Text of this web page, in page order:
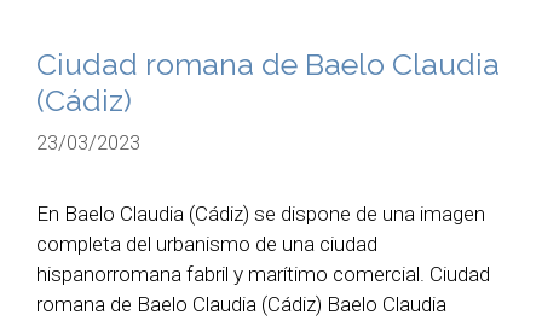
Ciudad romana de Baelo Claudia
(Cádiz)
23/03/2023
En Baelo Claudia (Cádiz) se dispone de una imagen
completa del urbanismo de una ciudad
hispanorromana fabril y marítimo comercial. Ciudad
romana de Baelo Claudia (Cádiz) Baelo Claudia